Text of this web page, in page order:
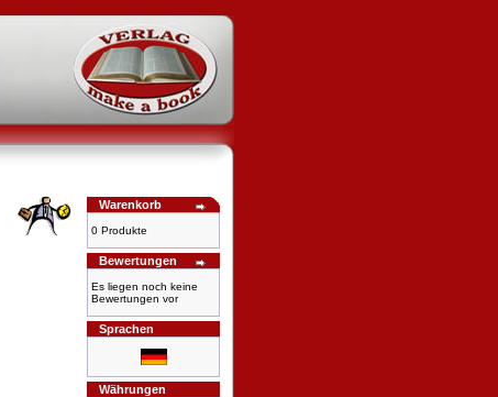
Warenkorb
0 Produkte
Bewertungen
Es liegen noch keine
Bewertungen vor
Sprachen
Währungen